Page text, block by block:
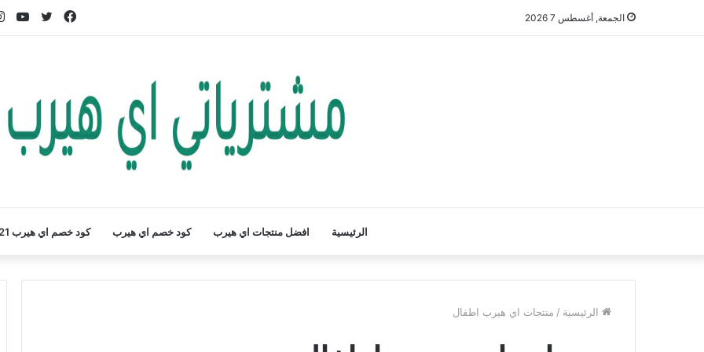
الجمعة, أغسطس 7 2026 تويتر
فيسبوك
الرئيسية افضل منتجات اي هيرب كود خصم اي هيرب كود خصم اي هيرب 2021
الرئيسية / منتجات اي هيرب اطفال